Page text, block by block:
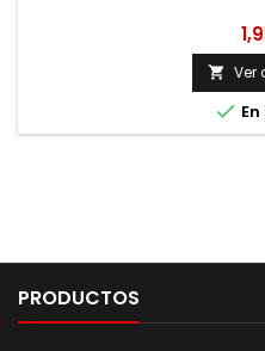
 Ver

PRODUCTOS